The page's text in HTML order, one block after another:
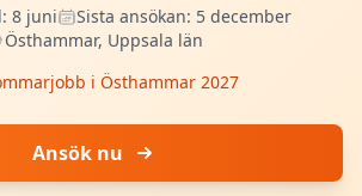
8 juni Sista ansökan: 5 december
Östhammar, Uppsala län
i Östhammar 2027
Ansök nu